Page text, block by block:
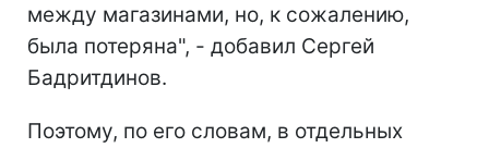
между магазинами, но, к сожалению,
была потеряна", - добавил Сергей
Бадритдинов.
Поэтому, по его словам, в отдельных